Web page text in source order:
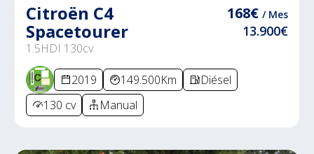
Citroën C4
Spacetourer
1.5HDI 130cv
168€ / Mes
13.900€
2019 149.500Km
Diésel
130 cv
Manual